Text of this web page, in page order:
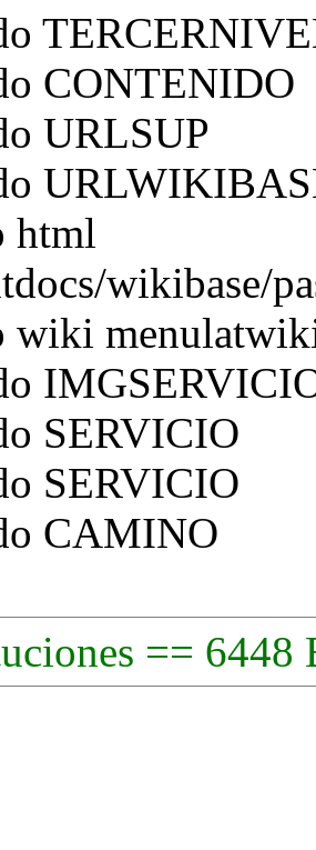
CONTENIDO
URLSUP
html
wikibase/
wiki
SERVICIO
SERVICIO
CAMINO
== 6448